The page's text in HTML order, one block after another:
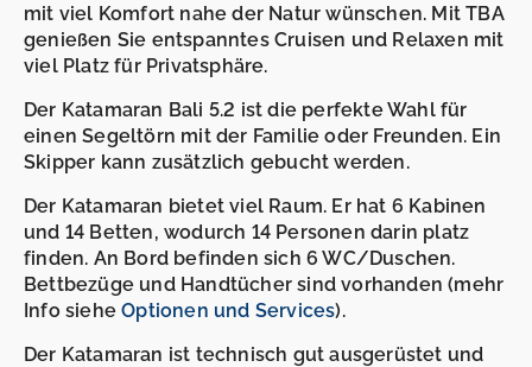
mit viel Komfort nahe der Natur wünschen. Mit TBA
genießen Sie entspanntes Cruisen und Relaxen mit
viel Platz für Privatsphäre.
Der Katamaran Bali 5.2 ist die perfekte Wahl für
einen Segeltörn mit der Familie oder Freunden. Ein
Skipper kann zusätzlich gebucht werden.
Der Katamaran bietet viel Raum. Er hat 6 Kabinen
und 14 Betten, wodurch 14 Personen darin platz
finden. An Bord befinden sich 6 WC/Duschen.
Bettbezüge und Handtücher sind vorhanden (mehr
Info sieheOptionen und Services).
Der Katamaran ist technisch gut ausgerüstet und